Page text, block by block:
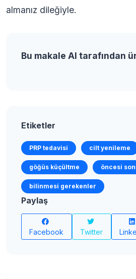
almanız dileğiyle.
Bu makale AI tarafından
Etiketler
PRP tedavisi cilt yenileme
göğüs küçültme öncesi
bilinmesi gerekenler
Paylaş
Facebook Twitter